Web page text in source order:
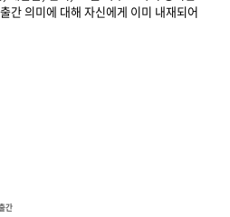
간 의미에 대해 자신에게 이미 내재되어
간